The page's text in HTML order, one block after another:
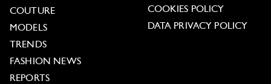
COUTURE
MODELS
TRENDS
FASHION NEWS
REPORTS
COOKIES POLICY
DATA PRIVACY POLICY